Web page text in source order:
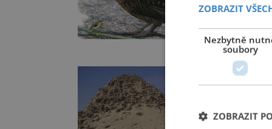
metru,
silným
Na
HISTORIE
ZOBRAZIT
Nezbytně
soubory
ZOBRAZIT